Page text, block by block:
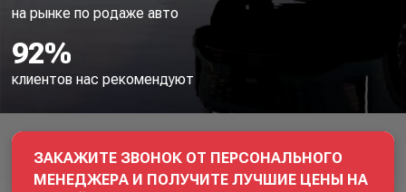
ЗАКАЖИТЕ ЗВОНОК ОТ ПЕРСОНАЛЬНОГО
МЕНЕДЖЕРА И ПОЛУЧИТЕ ЛУЧШИЕ ЦЕНЫ НА
на рынке по родаже авто
92%
клиентов нас рекомендуют